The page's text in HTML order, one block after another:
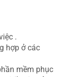
.
hợp ở các
mềm phục